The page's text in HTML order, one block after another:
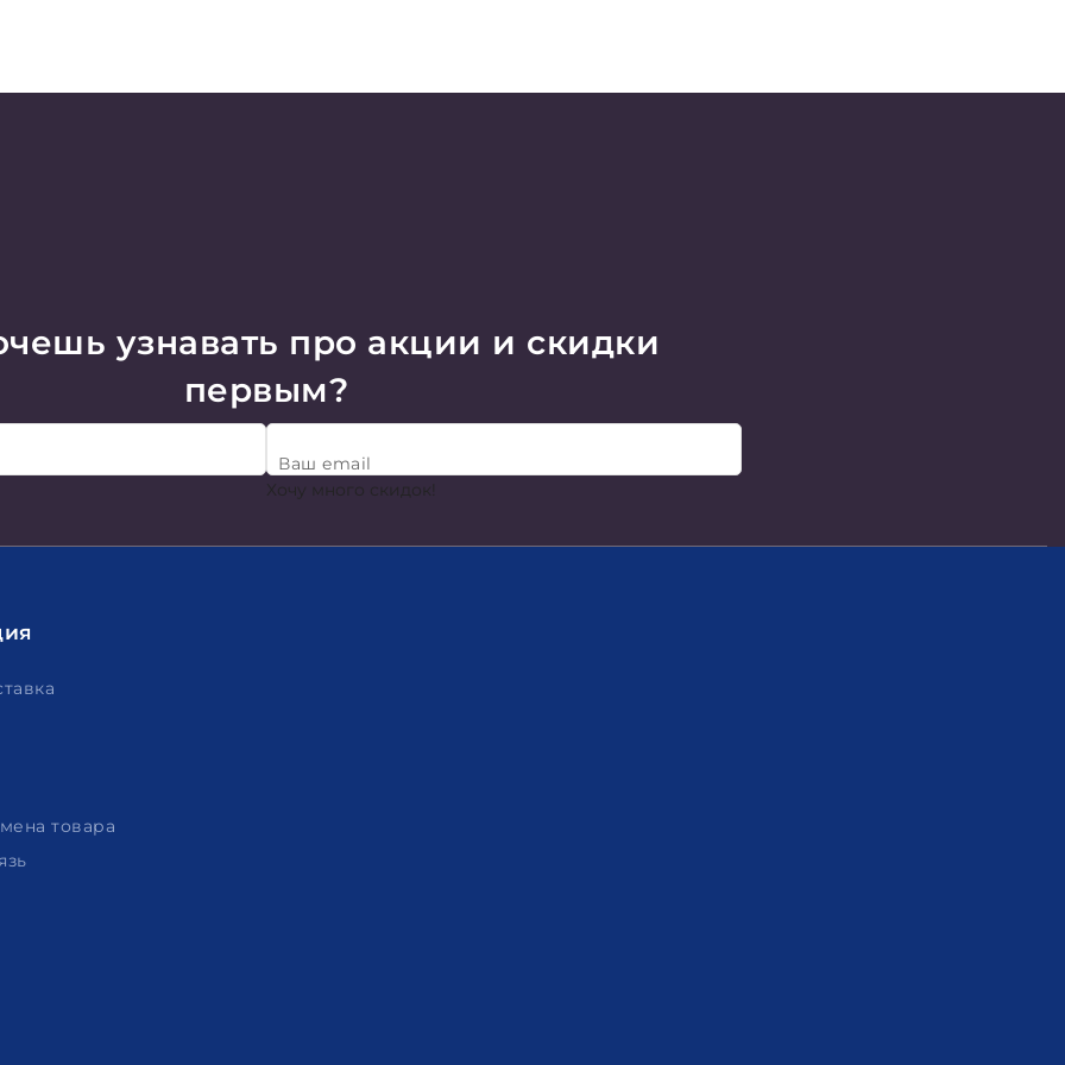
узнавать про акции и скидки
первым?
Ваш email
Хочу много скидок!
товара